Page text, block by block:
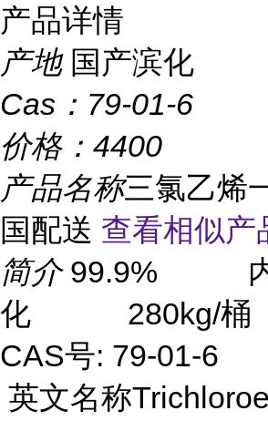
产品详情
产地 国产滨化
Cas： 79-01-6
价格： 4400
产品名称三氯乙烯
国配送 查看相似
简介 99.9% 内
化 280kg/桶
CAS号:
英文名称